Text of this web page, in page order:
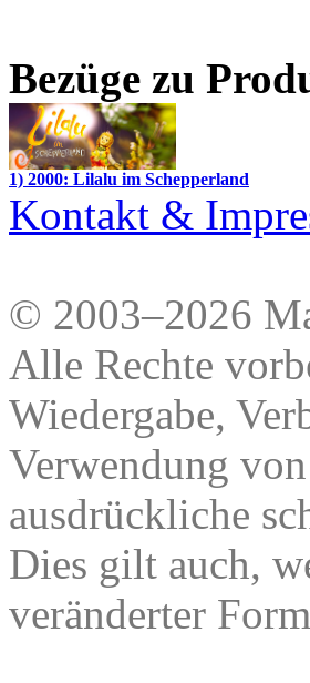
Bezüge zu
1) 2000: Lilalu im Schepperland
Kontakt &
© 2003–2026
Alle Rechte
Wiedergabe,
Verwendung
ausdrückliche
Dies gilt auch,
veränderter